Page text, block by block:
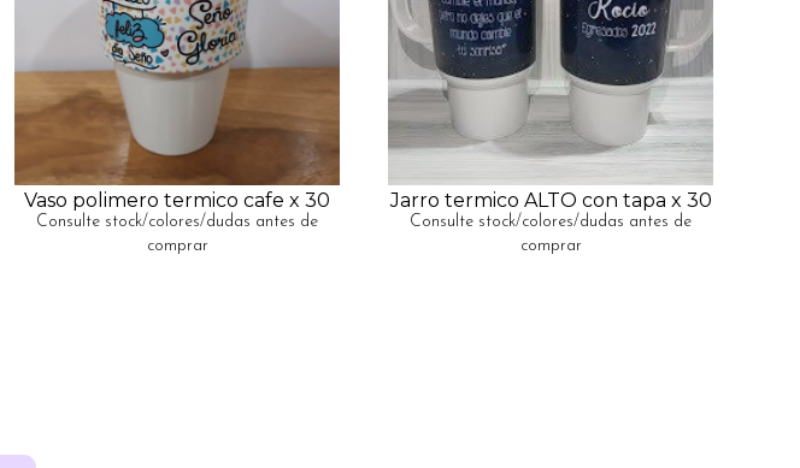
Vaso polimero termico cafe x 30
Consulte stock/colores/dudas antes de
comprar
Jarro termico ALTO con tapa x 30
Consulte stock/colores/dudas antes de
comprar